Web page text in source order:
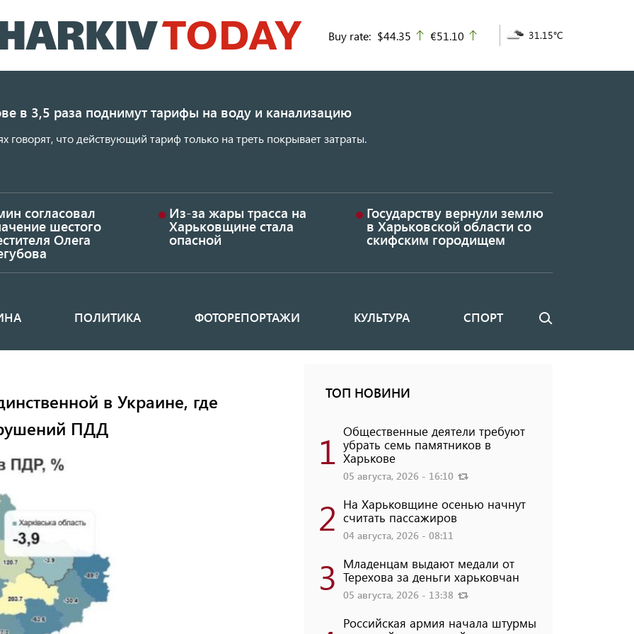
к
основному
Buy rate: $44.35 up
€51.10 31.15°C
в 3,5 раза поднимут тарифы на воду и канализацию
говорят, что действующий тариф только на треть покрывает затраты.
согласовал
шестого
Олега
Из-за жары трасса на
Харьковщине стала
опасной
Государству вернули землю
в Харьковской области со
скифским городищем
ПОЛИТИКА ФОТОРЕПОРТАЖИ КУЛЬТУРА СПОРТ Поиск
в Украине, где
ПДД
ТОП НОВИНИ
1 Общественные деятели требуют
убрать семь памятников в
Харькове
05 августа, 2026 - 16:10
2 На Харьковщине осенью начнут
считать пассажиров
04 августа, 2026 - 08:11
3 Младенцам выдают медали от
Терехова за деньги харьковчан
05 августа, 2026 - 13:38
Российская армия начала штурмы